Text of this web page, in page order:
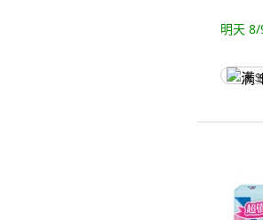
明天 8/
满